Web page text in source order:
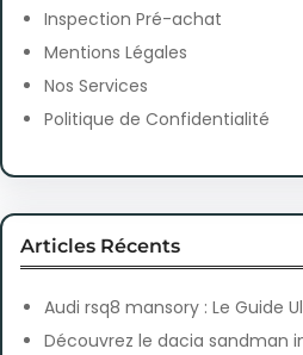
Inspection Pré-achat
Mentions Légales
Nos Services
Politique de Confidentialité
Articles Récents
Audi rsq8 mansory : Le Guide
Découvrez le dacia sandman